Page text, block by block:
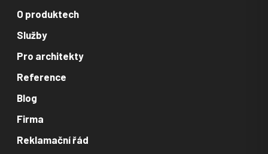
O produktech
Služby
Pro architekty
Reference
Blog
Firma
Reklamační řád